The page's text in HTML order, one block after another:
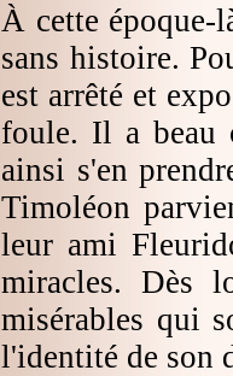
À cette
sans histoire.
est arrêté et
foule. Il a beau
ainsi s'en
Timoléon
leur ami
miracles. Dès
misérables qui
l'identité de son